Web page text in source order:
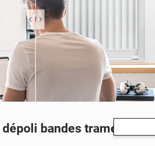
bandes tramées 3 cm